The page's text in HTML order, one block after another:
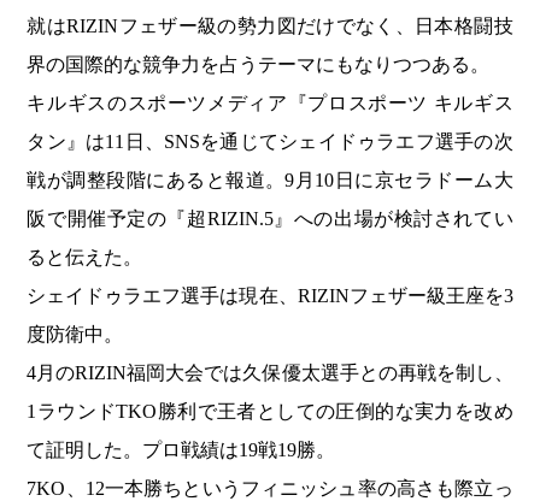
就はRIZINフェザー級の勢力図だけでなく、日本格闘技
界の国際的な競争力を占うテーマにもなりつつある。
キルギスのスポーツメディア『プロスポーツ キルギス
タン』は11日、SNSを通じてシェイドゥラエフ選手の次
戦が調整段階にあると報道。9月10日に京セラドーム大
阪で開催予定の『超RIZIN.5』への出場が検討されてい
ると伝えた。
シェイドゥラエフ選手は現在、RIZINフェザー級王座を3
度防衛中。
4月のRIZIN福岡大会では久保優太選手との再戦を制し、
1ラウンドTKO勝利で王者としての圧倒的な実力を改め
て証明した。プロ戦績は19戦19勝。
7KO、12一本勝ちというフィニッシュ率の高さも際立っ